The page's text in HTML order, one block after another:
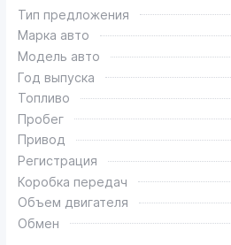
Тип предложения
Марка авто
Модель авто
Год выпуска
Топливо
Пробег
Привод
Регистрация
Коробка передач
Объем двигателя
Обмен